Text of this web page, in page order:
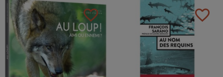
favorite_border favorite_border